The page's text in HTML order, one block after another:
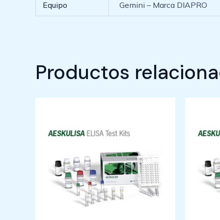
Equipo Gemini – Marca DIAPRO
Productos